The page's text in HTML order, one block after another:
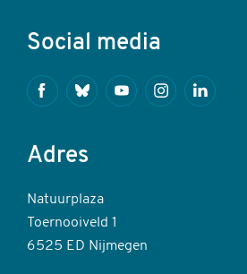
Social media
FacebookBlueskyYoutubeInstagramLinkedin
Adres
Natuurplaza
Toernooiveld 1
6525 ED Nijmegen